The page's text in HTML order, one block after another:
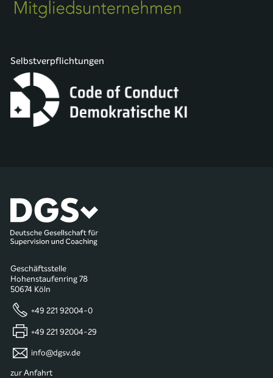
Selbstverpflichtungen
Geschäftsstelle
Hohenstaufenring 78
50674 Köln
+49 221 92004-0
+49 221 92004-29
info@dgsv.de
zur Anfahrt